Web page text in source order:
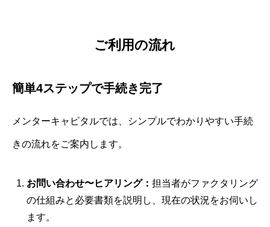
ご利用の流れ
簡単4ステップで手続き完了
メンターキャピタルでは、シンプルでわかりやすい手続
きの流れをご案内します。
お問い合わせ〜ヒアリング： 担当者がファクタリング
の仕組みと必要書類を説明し、現在の状況をお伺いし
ます。